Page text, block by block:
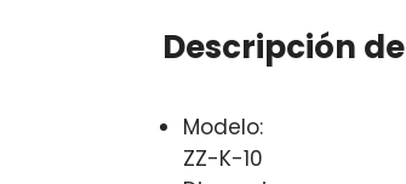
Descripción
Modelo:
ZZ-K-10